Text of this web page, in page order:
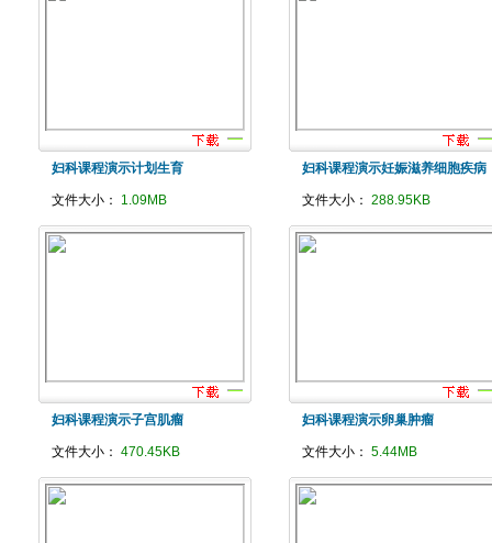
妇科课程演示计划生育
文件大小： 1.09MB
妇科课程演示妊娠滋养细胞疾病
文件大小： 288.95KB
妇科课程演示子宫肌瘤
文件大小： 470.45KB
妇科课程演示卵巢肿瘤
文件大小： 5.44MB